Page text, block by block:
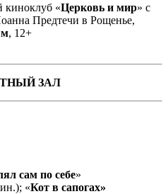
«Церковь и мир» с
Предтечи в Рощенье,
, 12+
ЗАЛ
сам по себе»
«Кот в сапогах»